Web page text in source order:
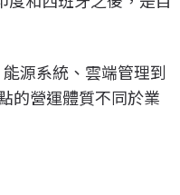
源系統、雲端管理到
的營運體質不同於業